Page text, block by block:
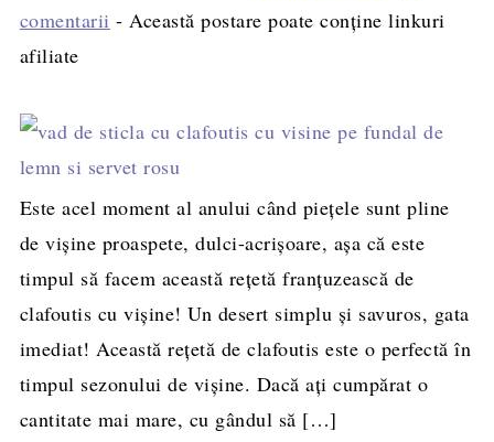
comentarii - Această postare poate conține linkuri
afiliate
Este acel moment al anului când piețele sunt pline
de vișine proaspete, dulci-acrișoare, așa că este
timpul să facem această rețetă franțuzească de
clafoutis cu vișine! Un desert simplu și savuros, gata
imediat! Această rețetă de clafoutis este o perfectă în
timpul sezonului de vișine. Dacă ați cumpărat o
cantitate mai mare, cu gândul să […]